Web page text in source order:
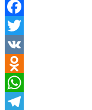
Facebook
Twitter
VK
Odnoklassniki
WhatsApp